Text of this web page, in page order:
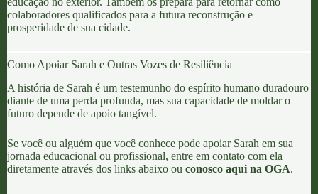
colaboradores qualificados para a futura reconstrução e
prosperidade de sua cidade.
Como Apoiar Sarah e Outras Vozes de Resiliência
A história de Sarah é um testemunho do espírito humano duradouro
diante de uma perda profunda, mas sua capacidade de moldar o
futuro depende de apoio tangível.
Se você ou alguém que você conhece pode apoiar Sarah em sua
jornada educacional ou profissional, entre em contato com ela
diretamente através dos links abaixo ou conosco aqui na OGA.